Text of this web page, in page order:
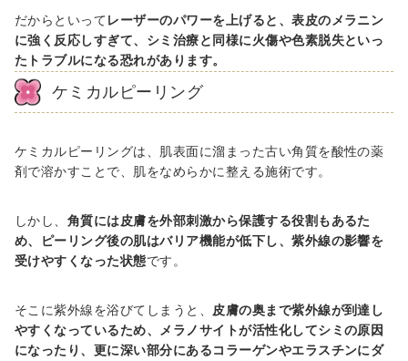
だからといって レーザーのパワーを上げると、表皮のメラニン
に強く反応しすぎて、シミ治療と同様に火傷や色素脱失といっ
たトラブルになる恐れがあります。
ケミカルピーリング
ケミカルピーリングは、肌表面に溜まった古い角質を酸性の薬
剤で溶かすことで、肌をなめらかに整える施術です。
しかし、 角質には皮膚を外部刺激から保護する役割もあるた
め、ピーリング後の肌はバリア機能が低下し、紫外線の影響を
受けやすくなった状態です。
そこに紫外線を浴びてしまうと、
皮膚の奥まで紫外線が到達し
やすくなっているため、メラノサイトが活性化してシミの原因
になったり、更に深い部分にあるコラーゲンやエラスチンにダ